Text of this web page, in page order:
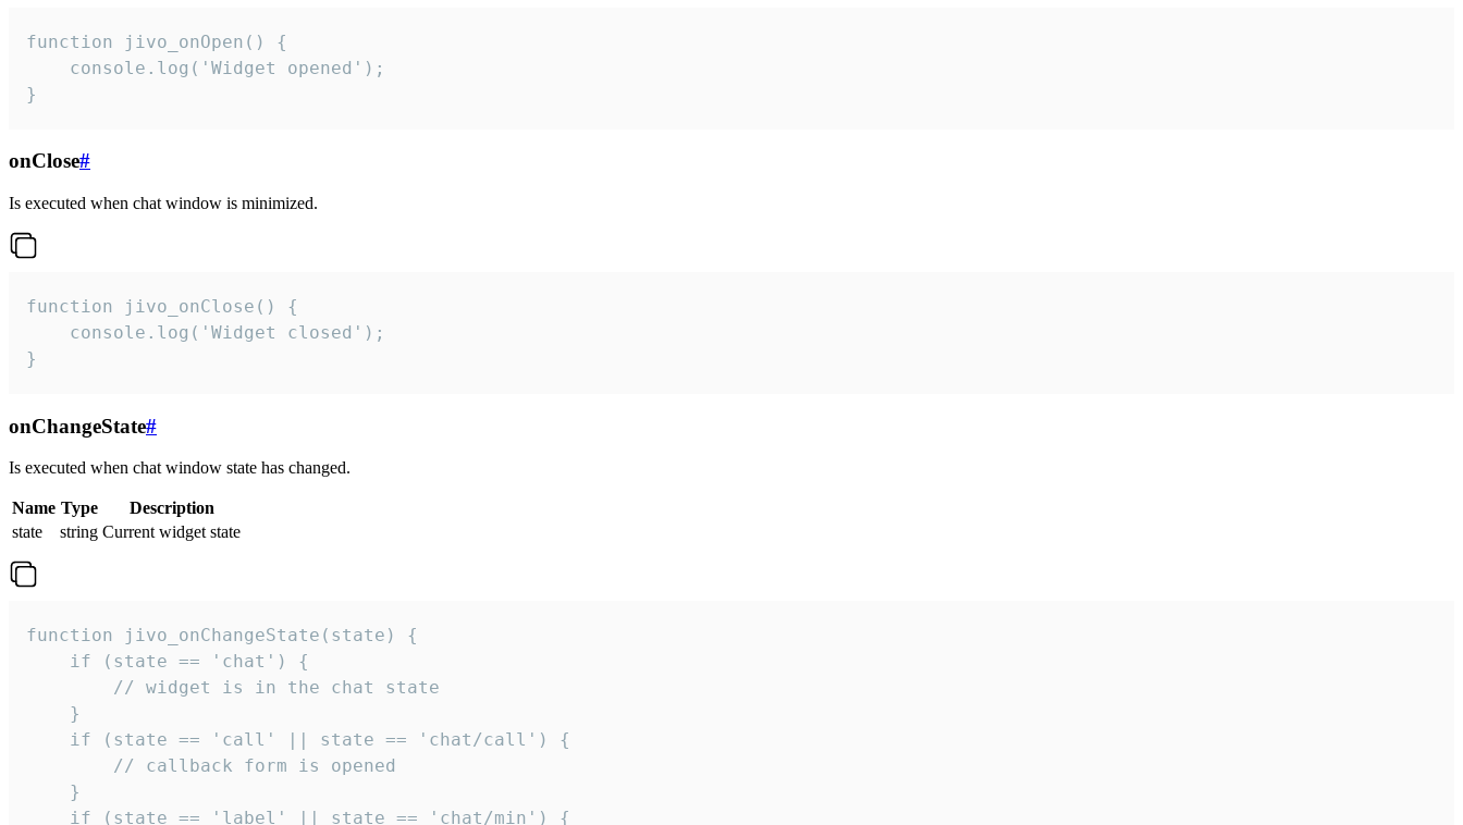
function jivo_onOpen() {
    console.log('Widget opened');
}
onClose#
Is executed when chat window is minimized.
function jivo_onClose() {
    console.log('Widget closed');
}
onChangeState#
Is executed when chat window state has changed.
Name Type
Description
state
string Current widget state
function jivo_onChangeState(state) {
    if (state == 'chat') {
        // widget is in the chat state
    }
    if (state == 'call' || state == 'chat/call') {
        // callback form is opened
    }
    if (state == 'label' || state == 'chat/min') {